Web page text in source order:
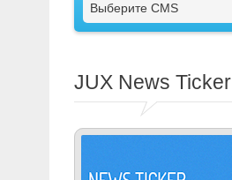
Выберите CMS
JUX News Ticker